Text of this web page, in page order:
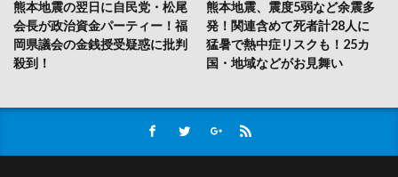
熊本地震の翌日に自民党・松尾
会長が政治資金パーティー！福
岡県議会の金銭授受疑惑に批判
殺到！
熊本地震、震度5弱など余震多
発！関連含めて死者計28人に
猛暑で熱中症リスクも！25カ
国・地域などがお見舞い